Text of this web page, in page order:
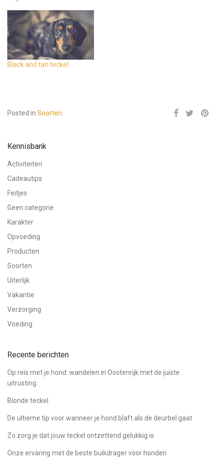
Black and tan teckel
Posted in Soorten
Kennisbank
Activiteiten
Cadeautips
Feitjes
Geen categorie
Karakter
Opvoeding
Producten
Soorten
Uiterlijk
Vakantie
Verzorging
Voeding
Recente berichten
Op reis met je hond: wandelen in Oostenrijk met de juiste
uitrusting
Blonde teckel
De ultieme tip voor wanneer je hond blaft als de deurbel gaat
Zo zorg je dat jouw teckel ontzettend gelukkig is
Onze ervaring met de beste buikdrager voor honden